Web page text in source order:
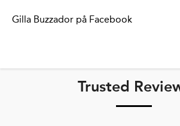
Gilla Buzzador på Facebook
Trusted